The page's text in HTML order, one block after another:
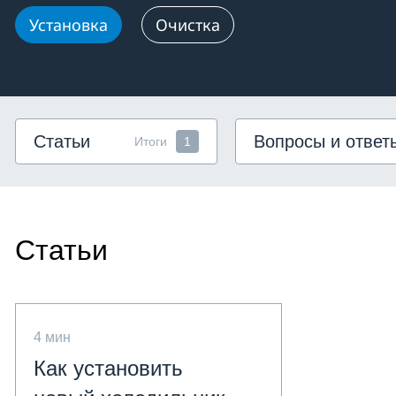
Установка Очистка
Статьи Итоги 1 Вопросы и
Статьи
4 мин
Как установить